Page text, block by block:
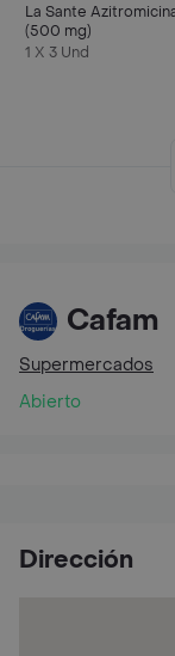
La Sante
(500 mg)
1 X 3 Und
Cafam
Supermercados
Abierto
Dirección